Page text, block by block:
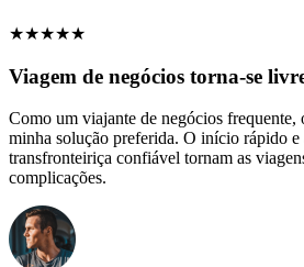
★★★★★
Viagem de negócios torna-se
Como um viajante de negócios
minha solução preferida. O início rápido e
transfronteiriça confiável tornam as
complicações.